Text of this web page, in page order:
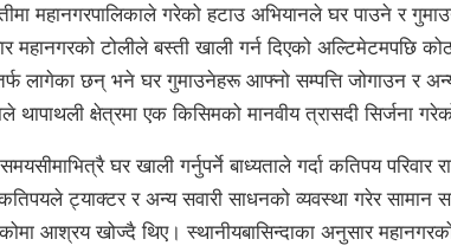
महानगरपालिकाले गरेको हटाउ अभियानले घर पाउने र
महानगरको टोलीले बस्ती खाली गर्न दिएको अल्टिमेटमपछि
लागेका छन् भने घर गुमाउनेहरू आफ्नो सम्पत्ति जोगाउन र
क्षेत्रमा एक किसिमको मानवीय त्रासदी सिर्जना
घर खाली गर्नुपर्ने बाध्यताले गर्दा कतिपय परिवार
ट्याक्टर र अन्य सवारी साधनको व्यवस्था गरेर सामान
आश्रय खोज्दै थिए। स्थानीयबासिन्दाका अनुसार